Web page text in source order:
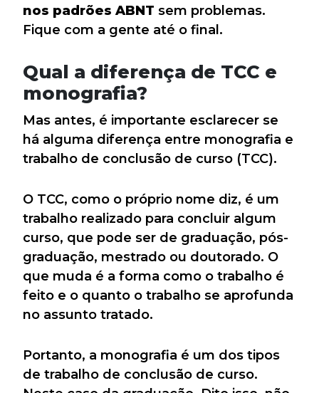
nos padrões ABNT sem problemas.
Fique com a gente até o final.
Qual a diferença de TCC e
monografia?
Mas antes, é importante esclarecer se
há alguma diferença entre monografia e
trabalho de conclusão de curso (TCC).
O TCC, como o próprio nome diz, é um
trabalho realizado para concluir algum
curso, que pode ser de graduação, pós-
graduação, mestrado ou doutorado. O
que muda é a forma como o trabalho é
feito e o quanto o trabalho se aprofunda
no assunto tratado.
Portanto, a monografia é um dos tipos
de trabalho de conclusão de curso.